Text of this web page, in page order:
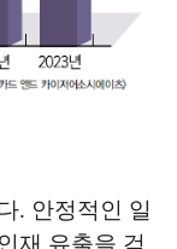
. 안정적인 일
재 유출을 걱